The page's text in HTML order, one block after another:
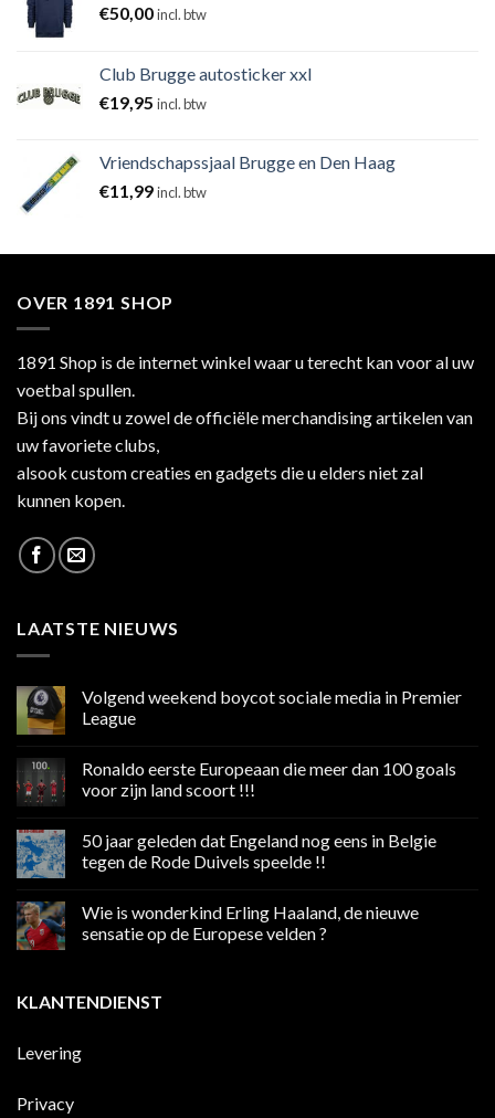
€50,00incl. btw
Club Brugge autosticker xxl
€19,95 incl. btw
Vriendschapssjaal Brugge en Den Haag
€11,99incl. btw
OVER 1891 SHOP
1891 Shop is de internet winkel waar u terecht kan voor al uw
voetbal spullen.
Bij ons vindt u zowel de officiële merchandising artikelen van
uw favoriete clubs,
alsook custom creaties en gadgets die u elders niet zal
kunnen kopen.
LAATSTE NIEUWS
Volgend weekend boycot sociale media in Premier
League
op
weekend
media
in
Premier
Ronaldo eerste Europeaan die meer dan 100 goals
voor zijn land scoort !!!
op
Ronaldo
eerste
meer
100
land
scoort
50 jaar geleden dat Engeland nog eens in Belgie
tegen de Rode Duivels speelde !!
op
jaar
nog
eens
tegen
Wie is wonderkind Erling Haaland, de nieuwe
sensatie op de Europese velden ?
Wie
is
Haaland,
KLANTENDIENST
Levering
Privacy